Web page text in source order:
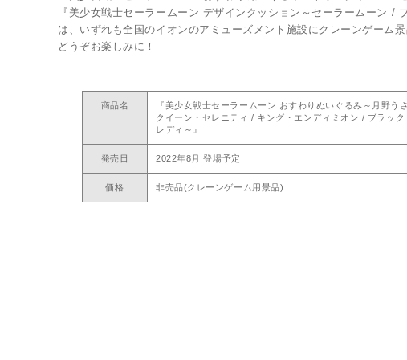
『美少女戦士セーラームーン デザインクッション～セーラームーン /
は、いずれも全国のイオンのアミューズメント施設にクレーンゲーム
どうぞお楽しみに！
商品名
『美少女戦士セーラームーン おすわりぬいぐるみ～月野
クイーン・セレニティ / キング・エンディミオン / ブラッ
レディ～』
発売日 2022年8月 登場予定
価格 非売品(クレーンゲーム用景品)